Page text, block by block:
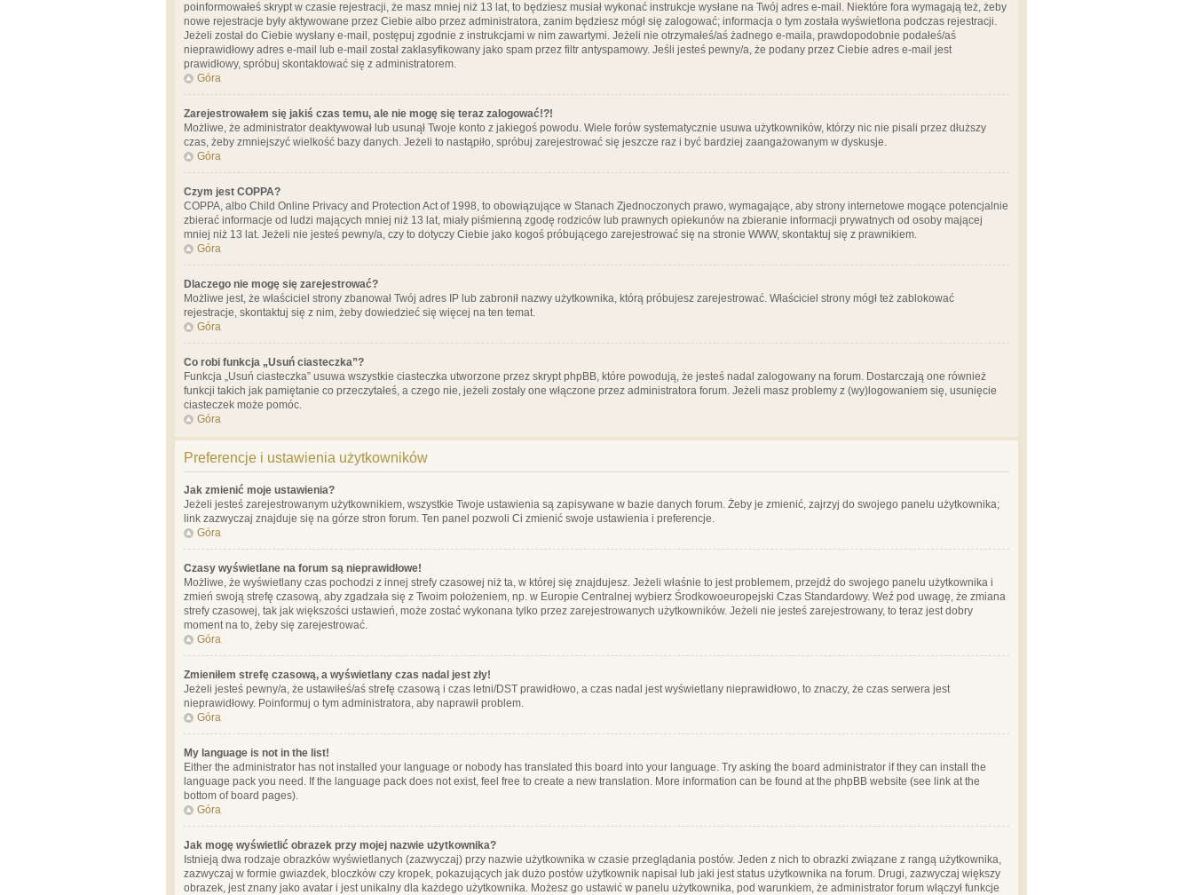
poinformowałeś skrypt w czasie rejestracji, że masz mniej niż 13 lat, to będziesz musiał wykonać instrukcje wysłane na Twój adres e-mail. Niektóre fora wymagają też, żeby
nowe rejestracje były aktywowane przez Ciebie albo przez administratora, zanim będziesz mógł się zalogować; informacja o tym została wyświetlona podczas rejestracji.
Jeżeli został do Ciebie wysłany e-mail, postępuj zgodnie z instrukcjami w nim zawartymi. Jeżeli nie otrzymałeś/aś żadnego e-maila, prawdopodobnie podałeś/aś
nieprawidłowy adres e-mail lub e-mail został zaklasyfikowany jako spam przez filtr antyspamowy. Jeśli jesteś pewny/a, że podany przez Ciebie adres e-mail jest
prawidłowy, spróbuj skontaktować się z administratorem.
Góra
Zarejestrowałem się jakiś czas temu, ale nie mogę się teraz zalogować!?!
Możliwe, że administrator deaktywował lub usunął Twoje konto z jakiegoś powodu. Wiele forów systematycznie usuwa użytkowników, którzy nic nie pisali przez dłuższy
czas, żeby zmniejszyć wielkość bazy danych. Jeżeli to nastąpiło, spróbuj zarejestrować się jeszcze raz i być bardziej zaangażowanym w dyskusje.
Góra
Czym jest COPPA?
COPPA, albo Child Online Privacy and Protection Act of 1998, to obowiązujące w Stanach Zjednoczonych prawo, wymagające, aby strony internetowe mogące potencjalnie
zbierać informacje od ludzi mających mniej niż 13 lat, miały piśmienną zgodę rodziców lub prawnych opiekunów na zbieranie informacji prywatnych od osoby mającej
mniej niż 13 lat. Jeżeli nie jesteś pewny/a, czy to dotyczy Ciebie jako kogoś próbującego zarejestrować się na stronie WWW, skontaktuj się z prawnikiem.
Góra
Dlaczego nie mogę się zarejestrować?
Możliwe jest, że właściciel strony zbanował Twój adres IP lub zabronił nazwy użytkownika, którą próbujesz zarejestrować. Właściciel strony mógł też zablokować
rejestracje, skontaktuj się z nim, żeby dowiedzieć się więcej na ten temat.
Góra
Co robi funkcja „Usuń ciasteczka”?
Funkcja „Usuń ciasteczka” usuwa wszystkie ciasteczka utworzone przez skrypt phpBB, które powodują, że jesteś nadal zalogowany na forum. Dostarczają one również
funkcji takich jak pamiętanie co przeczytałeś, a czego nie, jeżeli zostały one włączone przez administratora forum. Jeżeli masz problemy z (wy)logowaniem się, usunięcie
ciasteczek może pomóc.
Góra
Preferencje i ustawienia użytkowników
Jak zmienić moje ustawienia?
Jeżeli jesteś zarejestrowanym użytkownikiem, wszystkie Twoje ustawienia są zapisywane w bazie danych forum. Żeby je zmienić, zajrzyj do swojego panelu użytkownika;
link zazwyczaj znajduje się na górze stron forum. Ten panel pozwoli Ci zmienić swoje ustawienia i preferencje.
Góra
Czasy wyświetlane na forum są nieprawidłowe!
Możliwe, że wyświetlany czas pochodzi z innej strefy czasowej niż ta, w której się znajdujesz. Jeżeli właśnie to jest problemem, przejdź do swojego panelu użytkownika i
zmień swoją strefę czasową, aby zgadzała się z Twoim położeniem, np. w Europie Centralnej wybierz Środkowoeuropejski Czas Standardowy. Weź pod uwagę, że zmiana
strefy czasowej, tak jak większości ustawień, może zostać wykonana tylko przez zarejestrowanych użytkowników. Jeżeli nie jesteś zarejestrowany, to teraz jest dobry
moment na to, żeby się zarejestrować.
Góra
Zmieniłem strefę czasową, a wyświetlany czas nadal jest zły!
Jeżeli jesteś pewny/a, że ustawiłeś/aś strefę czasową i czas letni/DST prawidłowo, a czas nadal jest wyświetlany nieprawidłowo, to znaczy, że czas serwera jest
nieprawidłowy. Poinformuj o tym administratora, aby naprawił problem.
Góra
My language is not in the list!
Either the administrator has not installed your language or nobody has translated this board into your language. Try asking the board administrator if they can install the
language pack you need. If the language pack does not exist, feel free to create a new translation. More information can be found at the phpBB website (see link at the
bottom of board pages).
Góra
Jak mogę wyświetlić obrazek przy mojej nazwie użytkownika?
Istnieją dwa rodzaje obrazków wyświetlanych (zazwyczaj) przy nazwie użytkownika w czasie przeglądania postów. Jeden z nich to obrazki związane z rangą użytkownika,
zazwyczaj w formie gwiazdek, bloczków czy kropek, pokazujących jak dużo postów użytkownik napisał lub jaki jest status użytkownika na forum. Drugi, zazwyczaj większy
obrazek, jest znany jako avatar i jest unikalny dla każdego użytkownika. Możesz go ustawić w panelu użytkownika, pod warunkiem, że administrator forum włączył funkcje